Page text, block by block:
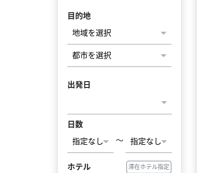
目的地
出発日
日数
～
ホテル 滞在ホテル指定